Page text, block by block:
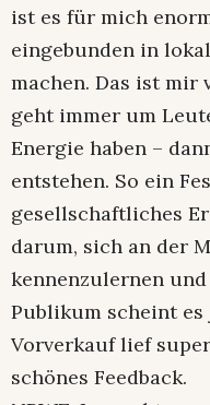
ist es für mich
eingebunden in
machen. Das ist mir
geht immer um
Energie haben –
entstehen. So ein
gesellschaftliches
darum, sich an der
kennenzulernen
Publikum scheint
Vorverkauf lief
schönes Feedback.